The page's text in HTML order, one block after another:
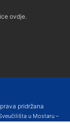
ovdje.
pridržana
u Mostaru –